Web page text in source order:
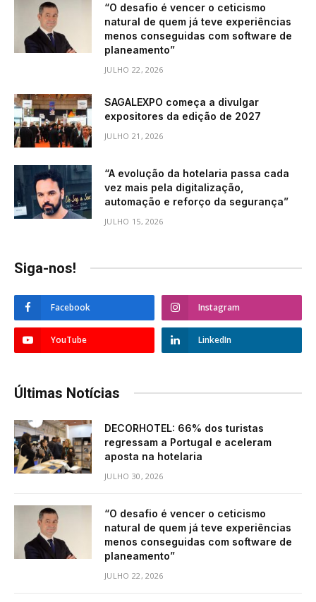
“O desafio é vencer o ceticismo
natural de quem já teve experiências
menos conseguidas com software de
planeamento”
JULHO 22, 2026
SAGALEXPO começa a divulgar
expositores da edição de 2027
JULHO 21, 2026
“A evolução da hotelaria passa cada
vez mais pela digitalização,
automação e reforço da segurança”
JULHO 15, 2026
Siga-nos!
Facebook Instagram
YouTube LinkedIn
Últimas Notícias
DECORHOTEL: 66% dos turistas
regressam a Portugal e aceleram
aposta na hotelaria
JULHO 30, 2026
“O desafio é vencer o ceticismo
natural de quem já teve experiências
menos conseguidas com software de
planeamento”
JULHO 22, 2026